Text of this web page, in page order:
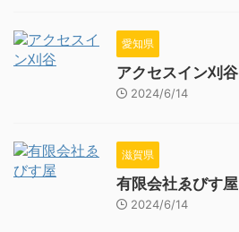
愛知県
アクセスイン刈谷
2024/6/14
滋賀県
有限会社ゑびす屋
2024/6/14